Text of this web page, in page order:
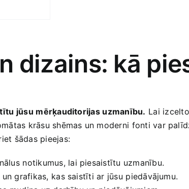
dizains: kā
⁣jūsu⁤ mērķauditorijas ⁢uzmanību. ⁢Lai⁣
krāsu‍ shēmas un​ moderni ⁤fonti‍ var
šādas pieejas:
⁢notikumus, lai piesaistītu uzmanību.
grafikas,⁣ kas saistīti ar jūsu⁢ piedāvājumu.